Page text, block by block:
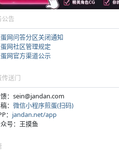
公告
网问答分区关闭通知
网社区管理规定
网官方渠道公示
传送门
：sein@jandan.com
： 微信小程序煎蛋(扫码)
： jandan.net/app
号：王摸鱼